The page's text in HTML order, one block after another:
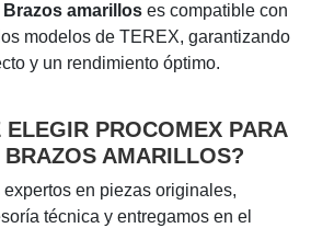
Brazos amarillos es compatible con
modelos de TEREX, garantizando
y un rendimiento óptimo.
ELEGIR PROCOMEX PARA
AMARILLOS?
expertos en piezas originales,
técnica y entregamos en el